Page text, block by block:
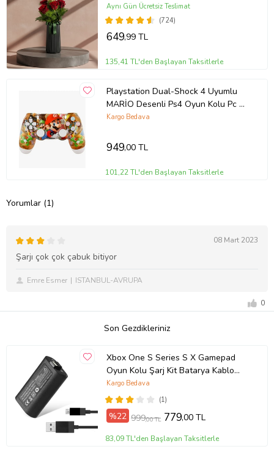
(724)
Aynı Gün Ücretsiz Teslimat
649,99 TL
135,41 TL'den Başlayan Taksitlerle
Playstation Dual-Shock 4 Uyumlu
MARİO Desenli Ps4 Oyun Kolu Pc +
Ps4 + 1.5 MT KABLO HEDİYE
Kargo Bedava
949,00 TL
101,22 TL'den Başlayan Taksitlerle
Yorumlar (1)
08 Mart 2023
Şarjı çok çok çabuk bitiyor
Emre Esmer ISTANBUL-AVRUPA
0
Son Gezdikleriniz
Xbox One S Series S X Gamepad
Oyun Kolu Şarj Kit Batarya Kablo
Xbox One/One S/Series S/Series X
Uyum (Çok Renkli)
(1)
Kargo Bedava
%22 999,00 TL 779,00 TL
83,09 TL'den Başlayan Taksitlerle